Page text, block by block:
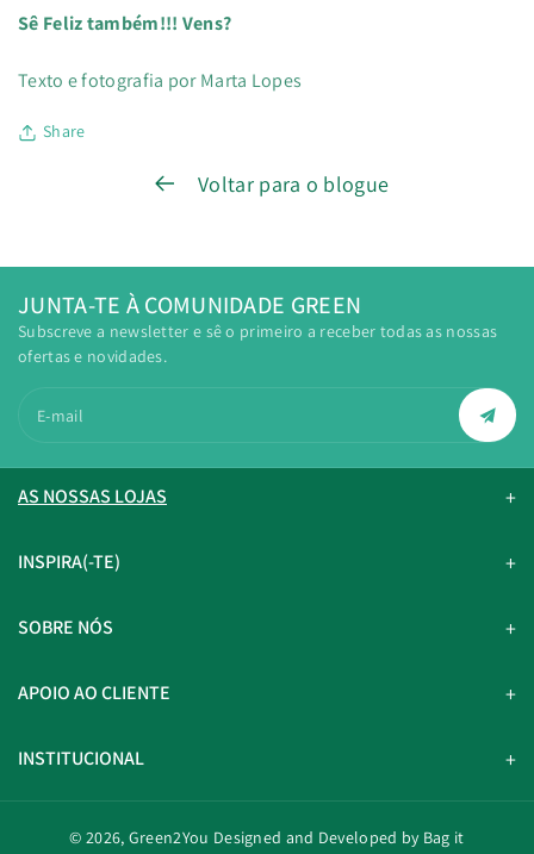
Sê Feliz também!!! Vens?
Texto e fotografia por Marta Lopes
Share
Voltar para o blogue
JUNTA-TE À COMUNIDADE GREEN
Subscreve a newsletter e sê o primeiro a receber todas as nossas
ofertas e novidades.
E-mail
AS NOSSAS LOJAS
INSPIRA(-TE)
SOBRE NÓS
APOIO AO CLIENTE
INSTITUCIONAL
© 2026, Green2You Designed and Developed by Bag it